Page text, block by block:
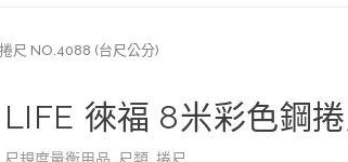
尺 NO.4088 (台尺公分)
LIFE 徠福 8米彩色鋼